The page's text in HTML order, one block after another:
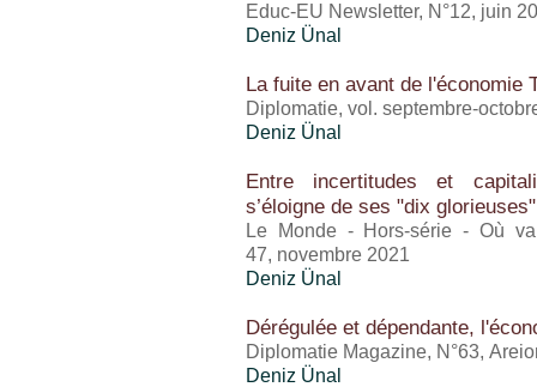
Educ-EU Newsletter, N°12, juin
Deniz Ünal
La fuite en avant de l'économie
Diplomatie, vol. septembre-
Deniz Ünal
Entre incertitudes et
s’éloigne de ses "dix glorieuses"
Le Monde - Hors-série - Où
47, novembre 2021
Deniz Ünal
Dérégulée et dépendante,
Diplomatie Magazine, N°63,
Deniz Ünal